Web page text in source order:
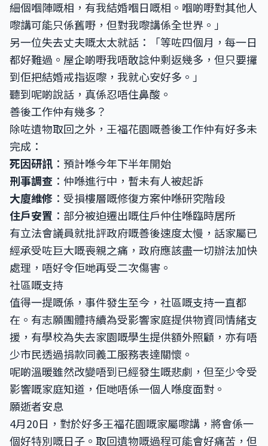
細個嗰陣嘅相，有我結婚嗰日嘅相。嗰啲嘢對其他人
嚟講可能只係舊嘢，但對我嚟講係全世界。」
另一位失去丈夫嘅太太就話：「等咗四個月，每一日
都好難過。屋企啲嘢我唔敢諗仲剩返幾多，但只要攞
到佢把結婚戒指返嚟，我就心安好多。」
聽到呢啲說話，真係忍唔住鼻酸。
善後工作仲有幾多？
除咗遺物取回之外，王福花園嘅善後工作仲有好多未
完成：
死因研訊 ：預計喺今年下半年開始
刑事調查 ：仲喺進行中，暫未有人被起訴
大廈維修 ：受損樓層嘅修復方案仲喺研究階段
住戶安置 ：部分被迫遷出嘅住戶仲住喺臨時居所
有立法會議員就批評政府嘅善後速度太慢，話家屬已
經承受咗巨大嘅喪親之痛，政府應該盡一切辦法加快
處理，唔好令佢哋再受二次傷害。
社區嘅支持
值得一提嘅係，事件發生至今，社區嘅支持一直都
在。有志願團體持續為受影響家庭提供物資同情緒支
援，有學校為失去家園嘅學生提供額外照顧，亦有唔
少市民透過捐款同義工服務表達關懷。
呢啲溫暖雖然改變唔到已經發生嘅悲劇，但至少令受
影響嘅家庭知道，佢哋唔係一個人喺度面對。
願逝者安息
4月20日，對於好多王福花園嘅家屬嚟講，將會係一
個好特別嘅日子。取回遺物嘅過程可能會好痛苦，但